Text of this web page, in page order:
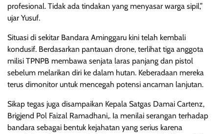
profesional. Tidak ada tindakan yang menyasar warga sipil,”
ujar Yusuf.
Situasi di sekitar Bandara Aminggaru kini telah kembali
kondusif. Berdasarkan pantauan drone, terlihat tiga anggota
milisi TPNPB membawa senjata laras panjang dan pistol
sebelum melarikan diri ke dalam hutan. Keberadaan mereka
terus dimonitor untuk mencegah potensi ancaman lanjutan.
Sikap tegas juga disampaikan Kepala Satgas Damai Cartenz,
Brigjend Pol Faizal Ramadhani,. Ia menilai serangan terhadap
bandara sebagai bentuk kejahatan yang serius karena